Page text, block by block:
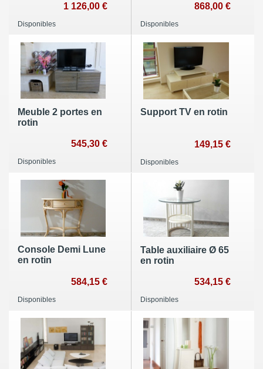
1 126,00 €
Disponibles
868,00 €
Disponibles
Meuble 2 portes en
rotin
545,30 €
Disponibles
Support TV en rotin
149,15 €
Disponibles
Console Demi Lune
en rotin
584,15 €
Disponibles
Table auxiliaire Ø 65
en rotin
534,15 €
Disponibles